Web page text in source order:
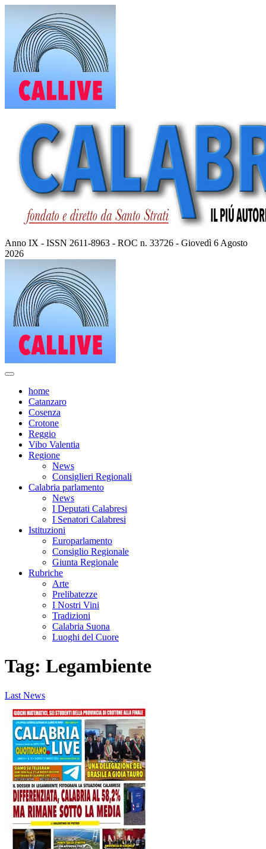
contenuto
Anno IX - ISSN 2611-8963 - ROC n. 33726 - Giovedì 6 Agosto
2026
home
Catanzaro
Cosenza
Crotone
Reggio
Vibo Valentia
Regione
News
Consiglieri Regionali
Calabria parlamento
News
I Deputati Calabresi
I Senatori Calabresi
Istituzioni
Europarlamento
Consiglio Regionale
Giunta Regionale
Rubriche
Arte
Prelibatezze
I Nostri Vini
Tradizioni
Calabria Suona
Luoghi del Cuore
Tag: Legambiente
Last News